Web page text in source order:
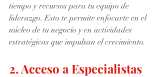
tiempo y recursos para tu equipo de
liderazgo. Esto te permite enfocarte en el
núcleo de tu negocio y en actividades
estratégicas que impulsan el crecimiento.
2. Acceso a Especialistas